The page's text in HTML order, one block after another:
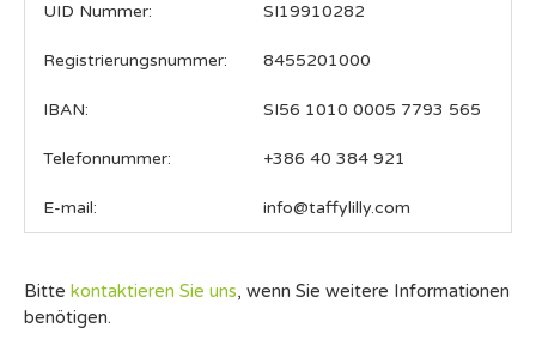
UID Nummer: SI19910282
Registrierungsnummer: 8455201000
IBAN: SI56 1010 0005 7793 565
Telefonnummer: +386 40 384 921
E-mail: info@taffylilly.com
Bitte kontaktieren Sie uns, wenn Sie weitere Informationen
benötigen.